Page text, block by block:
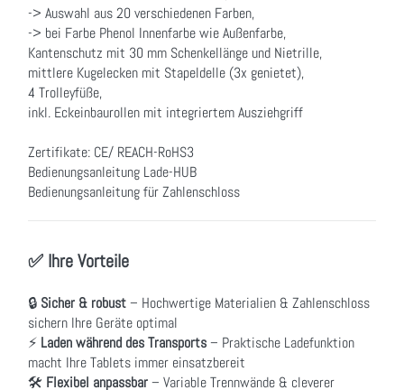
-> Auswahl aus 20 verschiedenen Farben,
-> bei Farbe Phenol Innenfarbe wie Außenfarbe,
Kantenschutz mit 30 mm Schenkellänge und Nietrille,
mittlere Kugelecken mit Stapeldelle (3x genietet),
4 Trolleyfüße,
inkl. Eckeinbaurollen mit integriertem Ausziehgriff
Zertifikate: CE/ REACH-RoHS3
Bedienungsanleitung Lade-HUB
Bedienungsanleitung für Zahlenschloss
✅ Ihre Vorteile
🔒 Sicher & robust– Hochwertige Materialien & Zahlenschloss
sichern Ihre Geräte optimal
⚡ Laden während des Transports– Praktische Ladefunktion
macht Ihre Tablets immer einsatzbereit
🛠 Flexibel anpassbar– Variable Trennwände & cleverer